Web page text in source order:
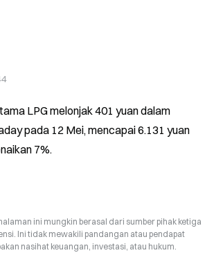
LPG melonjak 401 yuan dalam
pada 12 Mei, mencapai 6.131 yuan
7%.
ini mungkin berasal dari sumber pihak ketiga
Ini tidak mewakili pandangan atau pendapat
nasihat keuangan, investasi, atau hukum.